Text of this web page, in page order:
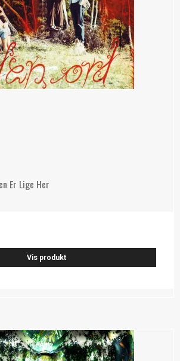
Er Lige Her
Vis produkt